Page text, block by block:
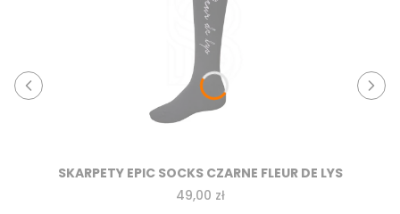
SKARPETY EPIC SOCKS CZARNE FLEUR DE LYS
Cena
49,00 zł